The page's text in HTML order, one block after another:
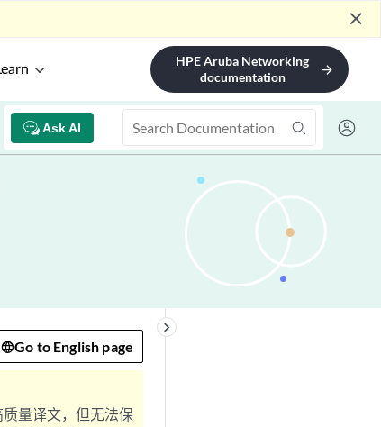
close
HPE Aruba Networking
documentation
arrow_forward
Ask AI
keyboard_arrow_right
Go to English page
量译文，但无法保